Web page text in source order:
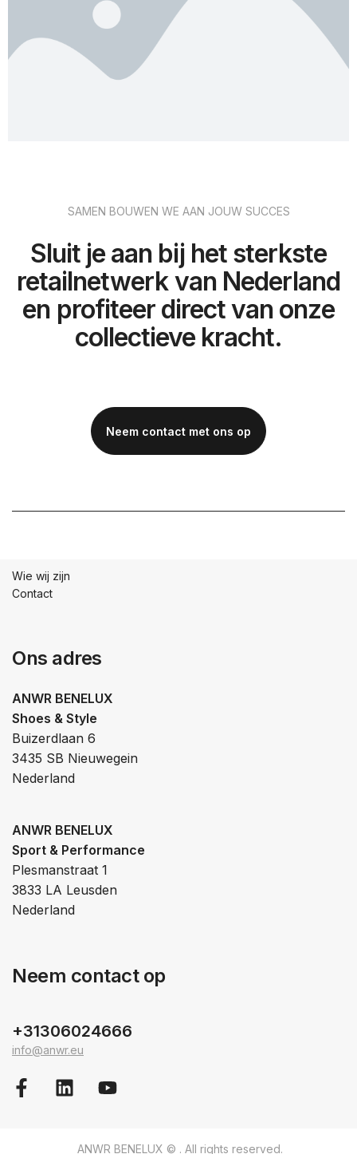
SAMEN BOUWEN WE AAN JOUW SUCCES
Sluit je aan bij het sterkste
retailnetwerk van Nederland
en profiteer direct van onze
collectieve kracht.
Neem contact met ons op
Wie wij zijn
Contact
Ons adres
ANWR BENELUX
Shoes & Style
Buizerdlaan 6
3435 SB Nieuwegein
Nederland
ANWR BENELUX
Sport & Performance
Plesmanstraat 1
3833 LA Leusden
Nederland
Neem contact op
+31306024666
info@anwr.eu
ANWR BENELUX © . All rights reserved.